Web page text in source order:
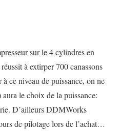
sur le 4 cylindres en
à extirper 700 canassons
ce niveau de puissance, on ne
le choix de la puissance:
D’ailleurs DDMWorks
de pilotage lors de l’achat…